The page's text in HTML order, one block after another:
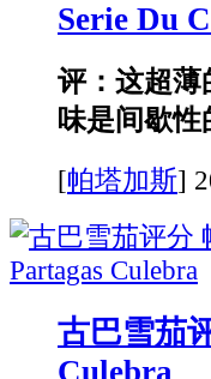
Serie Du
评：这超薄
味是间歇性
[帕塔加斯]
古巴雪茄
Culebra